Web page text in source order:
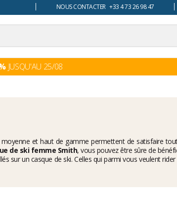
NOUS CONTACTER +33 4 73 26 98 47
JUSQU'AU 25/08
et haut de gamme permettent de satisfaire
de ski femme Smith, vous pouvez être sûre de
un casque de ski. Celles qui parmi vous veulent